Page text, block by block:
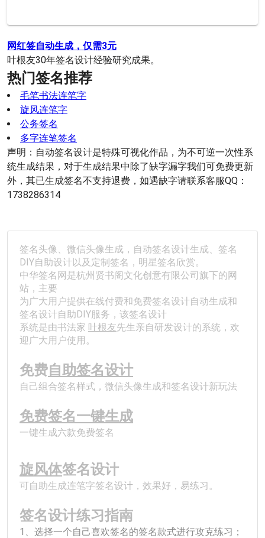
网红签自动生成，仅需3元
叶根友30年签名设计经验研究成果。
热门签名推荐
毛笔书法连笔字
旋风连笔字
公务签名
多字连笔签名
声明：自动签名设计是特殊可视化作品，为不可逆一次性系
统生成结果，对于生成结果中除了缺字漏字我们可免费更新
外，其已生成签名不支持退费，如遇缺字请联系客服QQ：
1738286314
签名头像、微信头像生成，自动签名设计生成、签名
DIY自助设计以及定制签名，明星签名欣赏。
中华签名网是杭州贤书阁文化创意有限公司旗下的网
站，主要
为广大用户提供在线付费和免费签名设计自动生成和
签名设计自助DIY服务，该签名设计
系统是由书法家 叶根友先生亲自研发设计的系统，欢
迎广大用户使用。
免费自助签名设计
自己组合签名样式，微信头像生成和签名设计新玩法
免费签名一键生成
一键生成六款免费签名
﻿旋风体签名设计
可自助生成连笔字签名设计，效果好，易练习。
签名设计练习指南
1、选择一个自己喜欢签名的签名款式进行攻克练习；